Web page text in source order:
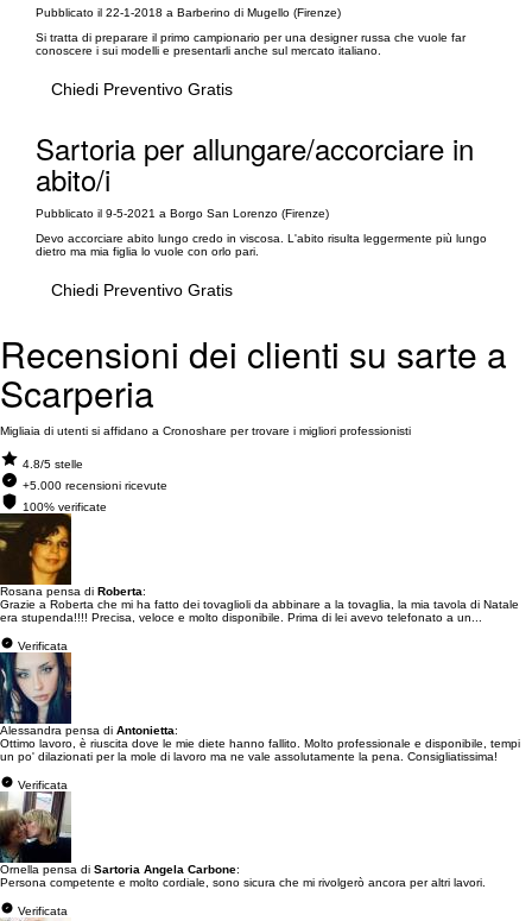
Pubblicato il 22-1-2018 a Barberino di Mugello (Firenze)
Si tratta di preparare il primo campionario per una designer russa che vuole far
conoscere i sui modelli e presentarli anche sul mercato italiano.
Chiedi Preventivo Gratis
Sartoria per allungare/accorciare in
abito/i
Pubblicato il 9-5-2021 a Borgo San Lorenzo (Firenze)
Devo accorciare abito lungo credo in viscosa. L'abito risulta leggermente più lungo
dietro ma mia figlia lo vuole con orlo pari.
Chiedi Preventivo Gratis
Recensioni dei clienti su sarte a
Scarperia
Migliaia di utenti si affidano a Cronoshare per trovare i migliori professionisti
4.8/5 stelle
+5.000 recensioni ricevute
100% verificate
Rosana pensa di Roberta:
Grazie a Roberta che mi ha fatto dei tovaglioli da abbinare a la tovaglia, la mia tavola di Natale
era stupenda!!!! Precisa, veloce e molto disponibile. Prima di lei avevo telefonato a un...
Verificata
Alessandra pensa di Antonietta:
Ottimo lavoro, è riuscita dove le mie diete hanno fallito. Molto professionale e disponibile, tempi
un po' dilazionati per la mole di lavoro ma ne vale assolutamente la pena. Consigliatissima!
Verificata
Ornella pensa di Sartoria Angela Carbone:
Persona competente e molto cordiale, sono sicura che mi rivolgerò ancora per altri lavori.
Verificata